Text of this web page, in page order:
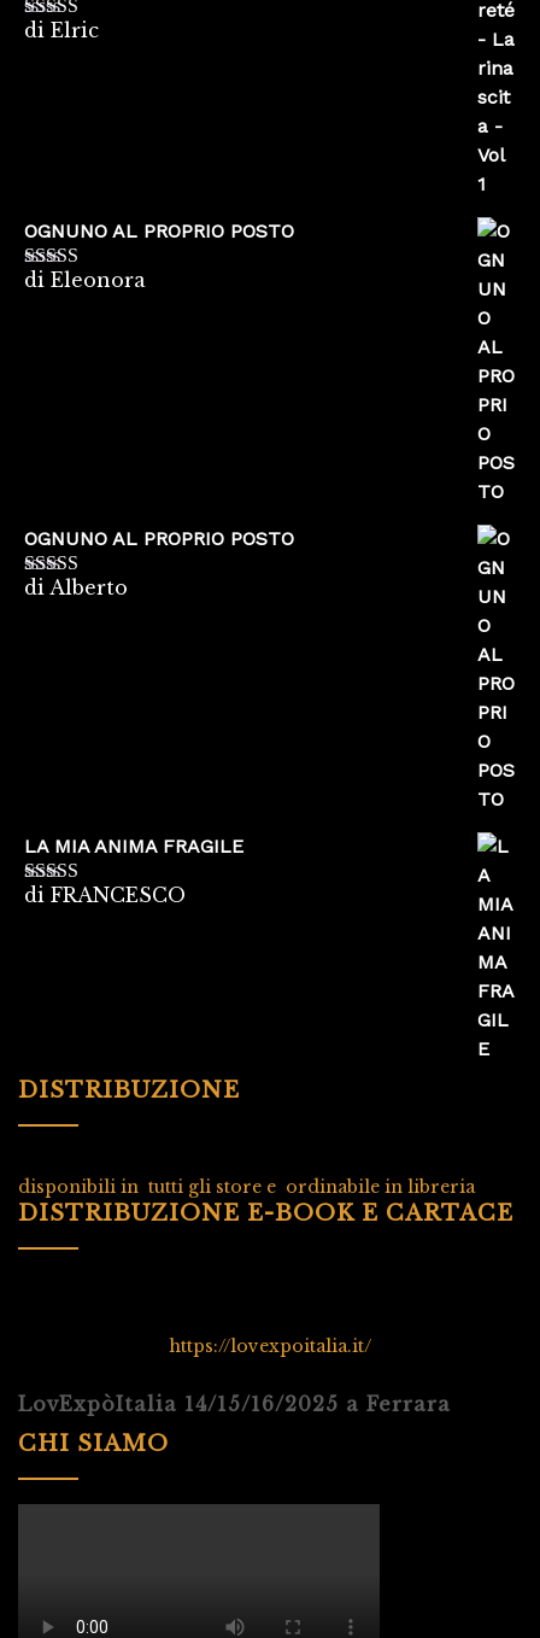
Valutato5
di Elric
OGNUNO AL PROPRIO POSTO
Valutato5su
di Eleonora
OGNUNO AL PROPRIO POSTO
Valutato5su
di Alberto
LA MIA ANIMA FRAGILE
Valutato5su
di FRANCESCO
DISTRIBUZIONE
disponibili in tutti gli store e ordinabile in libreria
DISTRIBUZIONE E-BOOK E CARTACE
https://lovexpoitalia.it/
LovExpòItalia 14/15/16/2025 a Ferrara
CHI SIAMO